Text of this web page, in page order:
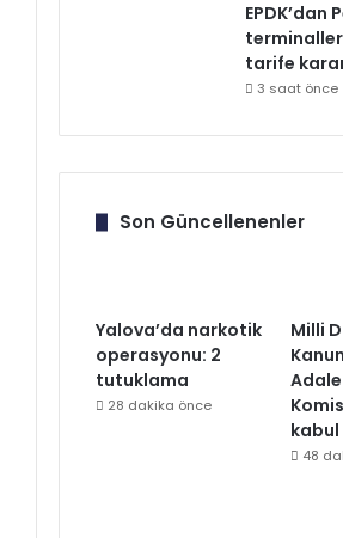
EPDK’dan
tarife
3 saat önce
Son Güncellenenler
Yalova’da narkotik
operasyonu: 2
tutuklama
28 dakika önce
Milli
48